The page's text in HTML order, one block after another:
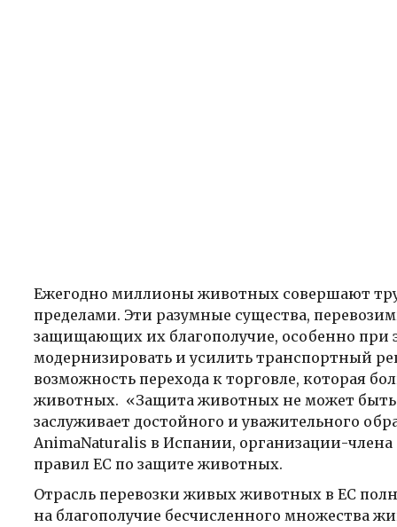
Ежегодно миллионы животных совершают
пределами. Эти разумные существа,
защищающих их благополучие, особенно при
модернизировать и усилить транспортный
возможность перехода к торговле, которая
животных. «Защита животных не может быть
заслуживает достойного и уважительного
AnimaNaturalis в Испании, организации-
правил ЕС по защите животных.
Отрасль перевозки живых животных в ЕС
на благополучие бесчисленного множества